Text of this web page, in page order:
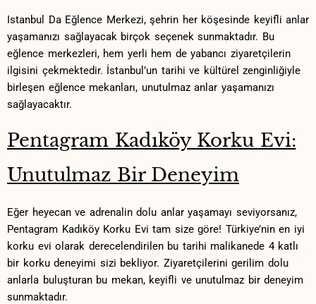
Istanbul Da Eğlence Merkezi, şehrin her köşesinde keyifli anlar
yaşamanızı sağlayacak ⁢birçok seçenek sunmaktadır. ⁢Bu⁤
eğlence merkezleri, hem yerli hem de‌ yabancı ziyaretçilerin
ilgisini çekmektedir. İstanbul’un tarihi ve kültürel zenginliğiyle
birleşen eğlence mekanları, unutulmaz anlar yaşamanızı
sağlayacaktır.
Pentagram Kadıköy Korku Evi:‍
Unutulmaz⁤ Bir Deneyim
Eğer heyecan ve adrenalin dolu anlar yaşamayı⁤ seviyorsanız,
Pentagram Kadıköy Korku Evi tam size göre! Türkiye’nin en ⁤iyi
⁣korku ⁢evi olarak derecelendirilen bu tarihi malikanede 4 katlı‌
bir korku deneyimi sizi bekliyor. Ziyaretçilerini gerilim dolu
anlarla buluşturan bu mekan, keyifli ve unutulmaz bir deneyim
sunmaktadır.